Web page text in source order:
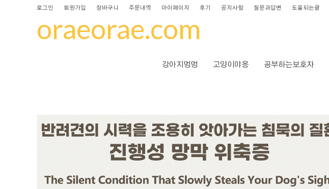
로그인 회원가입 장바구니 주문내역 마이페이지 후기 공지사항 질문과답변 도움되는글
oraeorae.com
강아지멍멍 고양이야옹 공부하는보호자